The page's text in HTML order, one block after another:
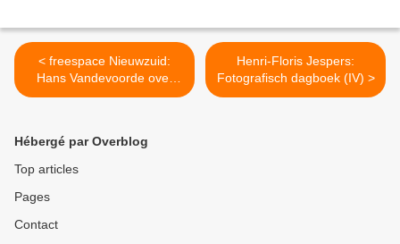
< freespace Nieuwzuid:
Hans Vandevoorde over
Michel Bartosik
Henri-Floris Jespers:
Fotografisch dagboek (IV) >
Hébergé par Overblog
Top articles
Pages
Contact